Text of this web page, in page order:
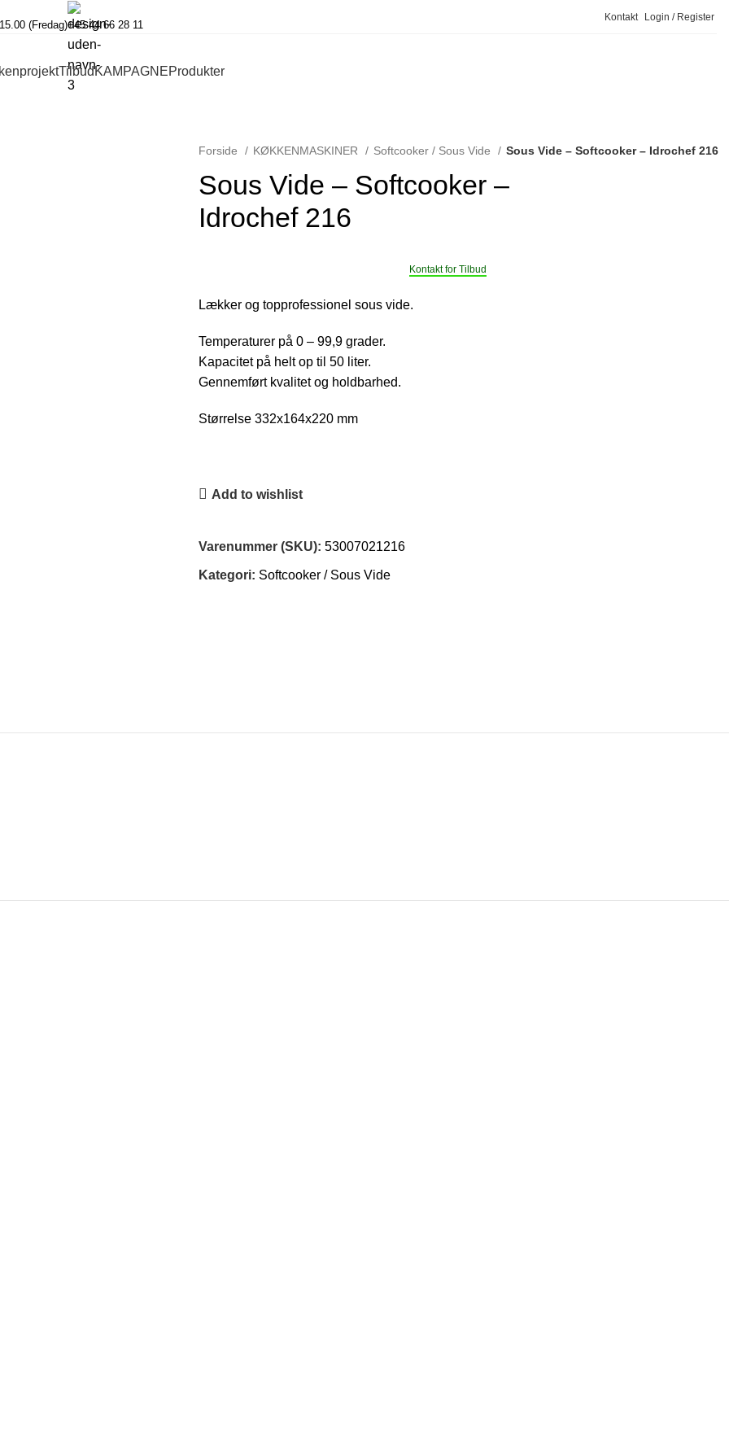
(Fredag)+45 44 66 28 11
Kontakt Login / Register
TilbudKAMPAGNEProdukter
Forside KØKKENMASKINER Softcooker / Sous Vide Sous Vide – Softcooker – Idrochef 216
Sous Vide – Softcooker –
Idrochef 216
Kontakt for Tilbud
Lækker og topprofessionel sous vide.
Temperaturer på 0 – 99,9 grader.
Kapacitet på helt op til 50 liter.
Gennemført kvalitet og holdbarhed.
Størrelse 332x164x220 mm
Add to wishlist
Varenummer (SKU): 53007021216
Kategori: Softcooker / Sous Vide